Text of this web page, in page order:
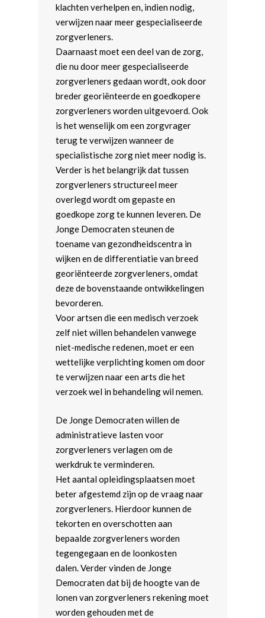
klachten verhelpen en, indien nodig,
verwijzen naar meer gespecialiseerde
zorgverleners.
Daarnaast moet een deel van de zorg,
die nu door meer gespecialiseerde
zorgverleners gedaan wordt, ook door
breder georiënteerde en goedkopere
zorgverleners worden uitgevoerd. Ook
is het wenselijk om een zorgvrager
terug te verwijzen wanneer de
specialistische zorg niet meer nodig is.
Verder is het belangrijk dat tussen
zorgverleners structureel meer
overlegd wordt om gepaste en
goedkope zorg te kunnen leveren. De
Jonge Democraten steunen de
toename van gezondheidscentra in
wijken en de differentiatie van breed
georiënteerde zorgverleners, omdat
deze de bovenstaande ontwikkelingen
bevorderen.
Voor artsen die een medisch verzoek
zelf niet willen behandelen vanwege
niet-medische redenen, moet er een
wettelijke verplichting komen om door
te verwijzen naar een arts die het
verzoek wel in behandeling wil nemen.
De Jonge Democraten willen de
administratieve lasten voor
zorgverleners verlagen om de
werkdruk te verminderen.
Het aantal opleidingsplaatsen moet
beter afgestemd zijn op de vraag naar
zorgverleners. Hierdoor kunnen de
tekorten en overschotten aan
bepaalde zorgverleners worden
tegengegaan en de loonkosten
dalen. Verder vinden de Jonge
Democraten dat bij de hoogte van de
lonen van zorgverleners rekening moet
worden gehouden met de
Webshop
Democratie &
Onderwijs &
Economie
Kunst, Cultuur & Media
Volksgezondheid
Milieu, energie, voedsel
Mobiliteit en Ruimtelijke
Ordening
Justitie
Europese Unie
Buitenlandse Zaken
Veiligheid
Landelijk Bestuur
Politieke Werkgroepen
Trainers
Teams & Netwerken
Afdelingen
Amsterdam
Arnhem-Nijmegen
Fryslân
Leiden-Haaglanden
Utrecht
Rotterdam
Wageningen